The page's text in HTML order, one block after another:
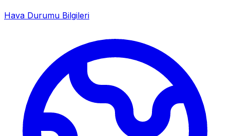
Hava Durumu Bilgileri